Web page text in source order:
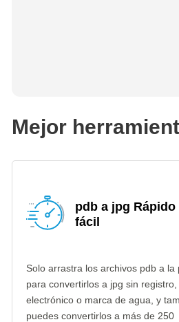
Mejor
pdb a jpg Rápido
fácil
Solo arrastra los archivos pdb a la
para convertirlos a jpg sin
electrónico o marca de agua, y
puedes convertirlos a más de 250